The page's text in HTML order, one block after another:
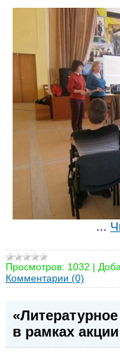
...
Просмотров: 1032 |
Комментарии (0)
в рамках